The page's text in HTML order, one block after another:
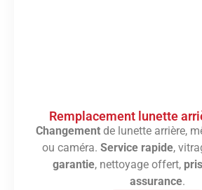
Remplacement lunette
Changement de lunette arrière,
ou caméra. Service rapide,
garantie, nettoyage offert,
assurance.